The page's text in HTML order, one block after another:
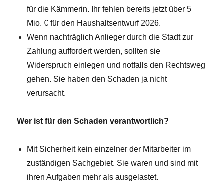
für die Kämmerin. Ihr fehlen bereits jetzt über 5
Mio. € für den Haushaltsentwurf 2026.
Wenn nachträglich Anlieger durch die Stadt zur
Zahlung auffordert werden, sollten sie
Widerspruch einlegen und notfalls den Rechtsweg
gehen. Sie haben den Schaden ja nicht
verursacht.
Wer ist für den Schaden verantwortlich?
Mit Sicherheit kein einzelner der Mitarbeiter im
zuständigen Sachgebiet. Sie waren und sind mit
ihren Aufgaben mehr als ausgelastet.